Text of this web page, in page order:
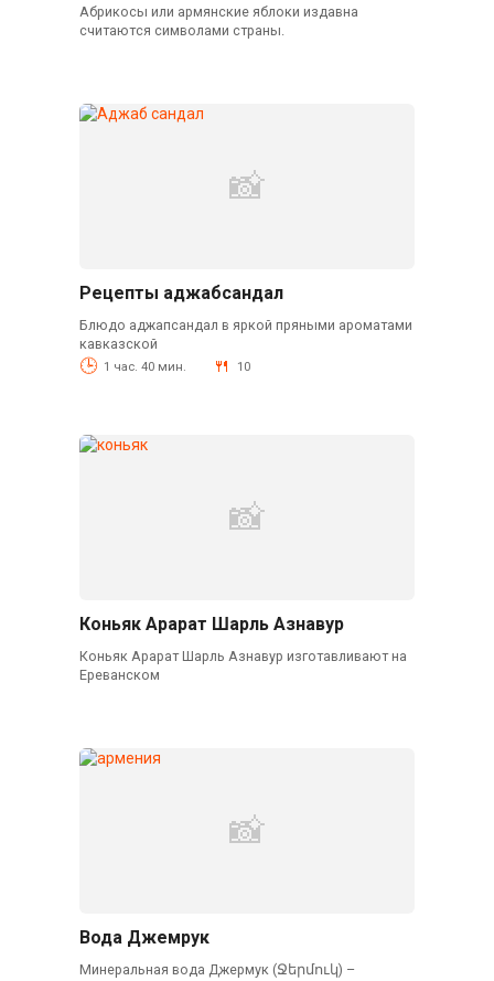
Абрикосы или армянские яблоки издавна
считаются символами страны.
Рецепты аджабсандал
Блюдо аджапсандал в яркой пряными ароматами
кавказской
1 час. 40 мин. 10
Коньяк Арарат Шарль Азнавур
Коньяк Арарат Шарль Азнавур изготавливают на
Ереванском
Вода Джемрук
Минеральная вода Джермук (Ջերմուկ) –